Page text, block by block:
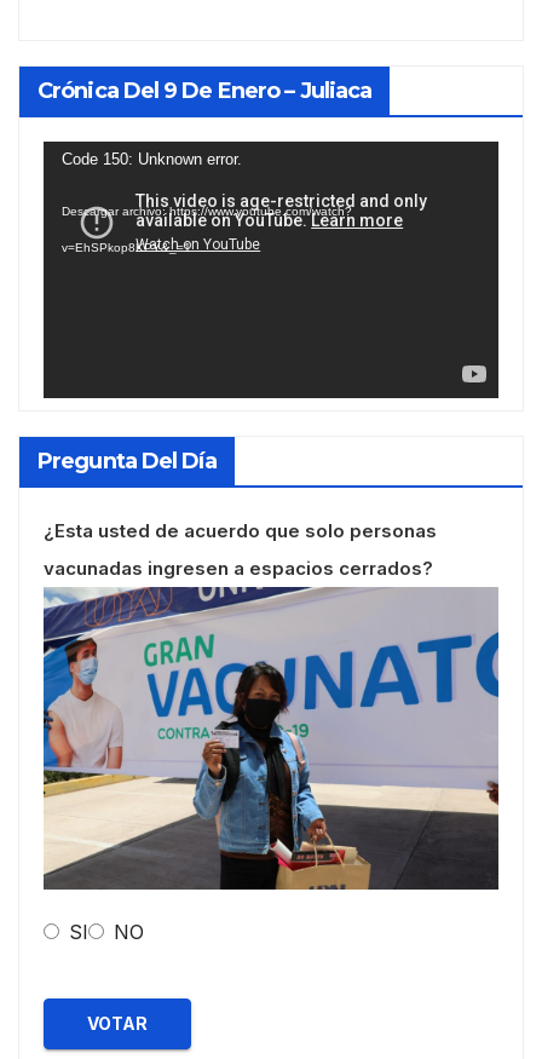
Crónica Del 9 De Enero – Juliaca
Reproductor
vídeo
Code 150: Unknown error.
Descargar archivo: https://www.youtube.com/watch?
v=EhSPkop8KPY&_=1
Pregunta Del Día
¿Esta usted de acuerdo que solo personas
vacunadas ingresen a espacios cerrados?
SI NO
VOTAR